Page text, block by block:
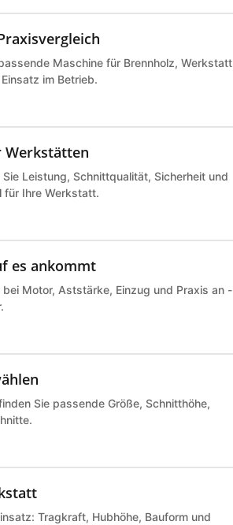
Maschine für Brennholz, Werkstatt
im Betrieb.
Werkstätten
Leistung, Schnittqualität, Sicherheit und
Ihre Werkstatt.
es ankommt
Motor, Aststärke, Einzug und Praxis an -
Sie passende Größe, Schnitthöhe,
Tragkraft, Hubhöhe, Bauform und